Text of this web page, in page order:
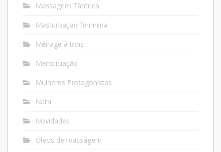
Massagem Tântrica
Masturbação feminina
Ménage à trois
Menstruação
Mulheres Protagonistas
Natal
Novidades
Óleos de massagem